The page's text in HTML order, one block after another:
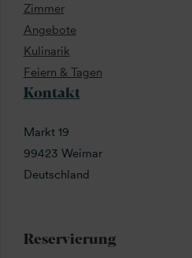
Zimmer
Angebote
Kulinarik
Feiern & Tagen
Kontakt
Markt 19
99423 Weimar
Deutschland
Reservierung